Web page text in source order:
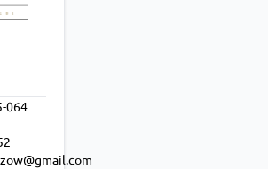
064